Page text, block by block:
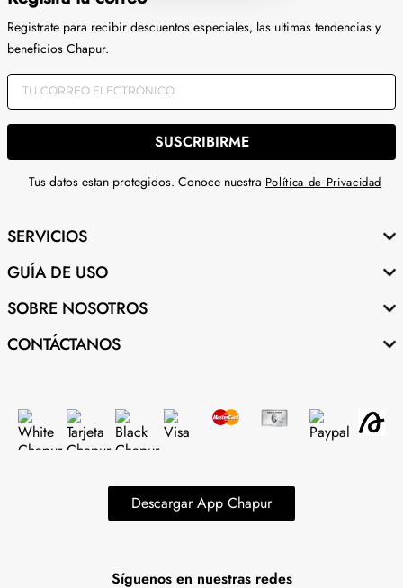
Registrate para recibir descuentos especiales, las ultimas tendencias y
beneficios Chapur.
SUSCRIBIRME
Tus datos estan protegidos. Conoce nuestra Política de Privacidad
SERVICIOS
GUÍA DE USO
SOBRE NOSOTROS
CONTÁCTANOS
Descargar App Chapur
Síguenos en nuestras redes